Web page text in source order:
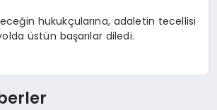
hukukçularına, adaletin tecellisi
üstün başarılar diledi.